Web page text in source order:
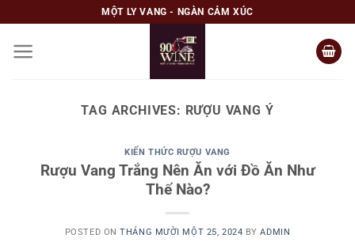
to
content
MỘT LY VANG - NGÀN CẢM XÚC
TAG ARCHIVES: RƯỢU VANG Ý
KIẾN THỨC RƯỢU VANG
Rượu Vang Trắng Nên Ăn với Đồ Ăn Như
Thế Nào?
POSTED ONTHÁNG MƯỜI MỘT 25, 2024 BYADMIN